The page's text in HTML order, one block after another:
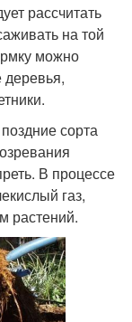
рассчитать
на той
можно
сорта
В процессе
газ,
растений.